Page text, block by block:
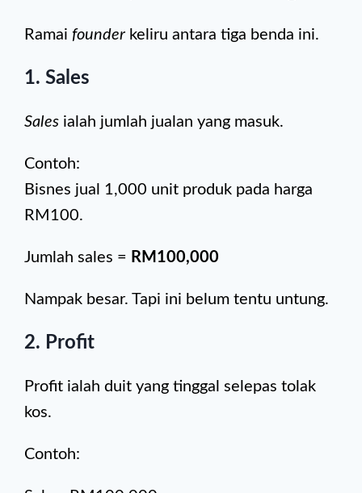
Ramai founder keliru antara tiga benda ini.
1. Sales
Sales ialah jumlah jualan yang masuk.
Contoh:
Bisnes jual 1,000 unit produk pada harga
RM100.
Jumlah sales = RM100,000
Nampak besar. Tapi ini belum tentu untung.
2. Profit
Profit ialah duit yang tinggal selepas tolak
kos.
Contoh: